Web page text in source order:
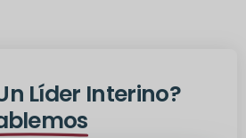
Líder Interino?